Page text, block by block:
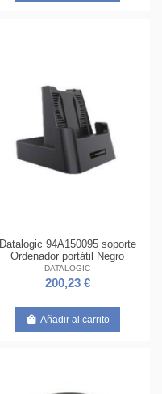
Datalogic 94A150095 soporte
Ordenador portátil Negro
DATALOGIC
200,23 €
Añadir al carrito